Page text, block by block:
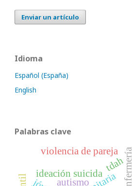
Enviar un artículo
Idioma
Español (España)
English
Palabras clave
ideación suicida tdah
violencia de pareja
autismo